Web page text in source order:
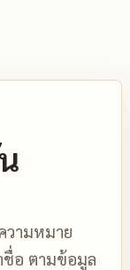
วามหมาย
ชื่อ ตามข้อมูล